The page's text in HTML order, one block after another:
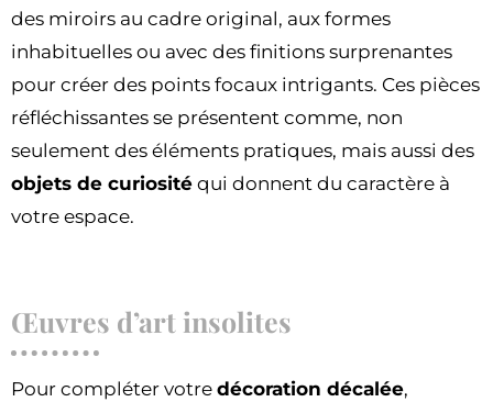
des miroirs au cadre original, aux formes
inhabituelles ou avec des finitions surprenantes
pour créer des points focaux intrigants. Ces pièces
réfléchissantes se présentent comme, non
seulement des éléments pratiques, mais aussi des
objets de curiosité qui donnent du caractère à
votre espace.
Œuvres d’art insolites
Pour compléter votre décoration décalée,